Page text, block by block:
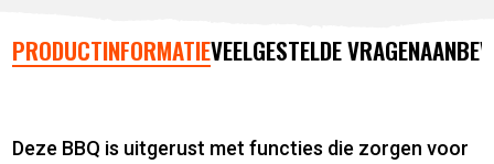
PRODUCTINFORMATIEVEELGESTELDE VRAGEN
Deze BBQ is uitgerust met functies die zorgen voor